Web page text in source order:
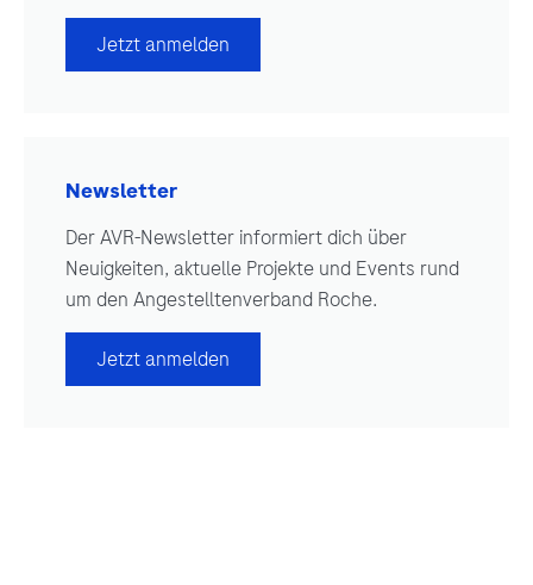
Jetzt anmelden
Newsletter
Der AVR-Newsletter informiert dich über
Neuigkeiten, aktuelle Projekte und Events rund
um den Angestelltenverband Roche.
Jetzt anmelden